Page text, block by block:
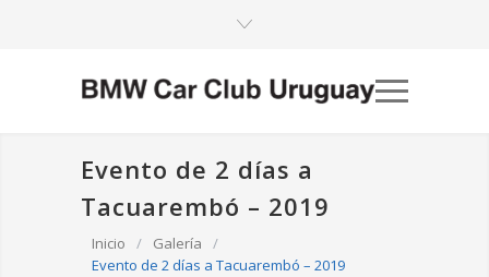
Evento de 2 días a
Tacuarembó – 2019
Inicio / Galería
/
Evento de 2 días a Tacuarembó – 2019